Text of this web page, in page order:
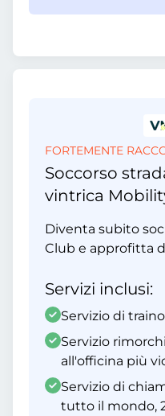
FORTEMENTE
Soccorso
vintrica
Diventa subito
Club e approfitta
Servizi inclusi:
Servizio di
Servizio
all'officina più
Servizio di
tutto il mondo,